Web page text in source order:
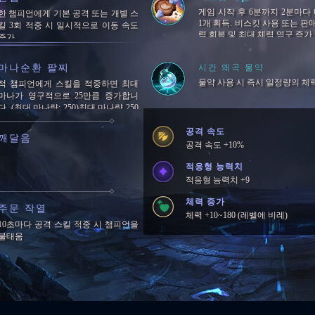
챔피언에게 기본 공격 또는 개별 스
3회 적중 시 일시적으로 이동 속도
가
나순환 팔찌
챔피언에게 스킬을 적중하면 최대
나가 영구적으로 25만큼 증가합니
. (최대 마나량: 250)최대 마나량 250
도달하면 5초마다 잃은 마나의 1%
회복합니다.
달음
문 작열
초마다 공격 스킬 적중 시 챔피언을
태움
게임 시작 후 6분까지 2분마다
1개 획득. 비스킷 사용 또는 판
력 회복 및 최대 체력 영구 증가
시간 왜곡 물약
물약 사용 시 즉시 일정량의 체
공격 속도
공격 속도 +10%
적응형 능력치
적응형 능력치 +9
체력 증가
체력 +10~180 (레벨에 비례)